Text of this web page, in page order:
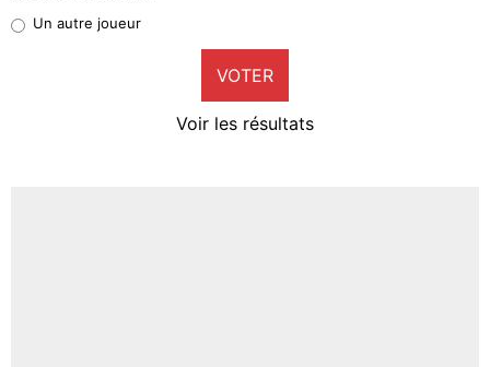
9%
Un autre joueur
VOTER
Voir les résultats